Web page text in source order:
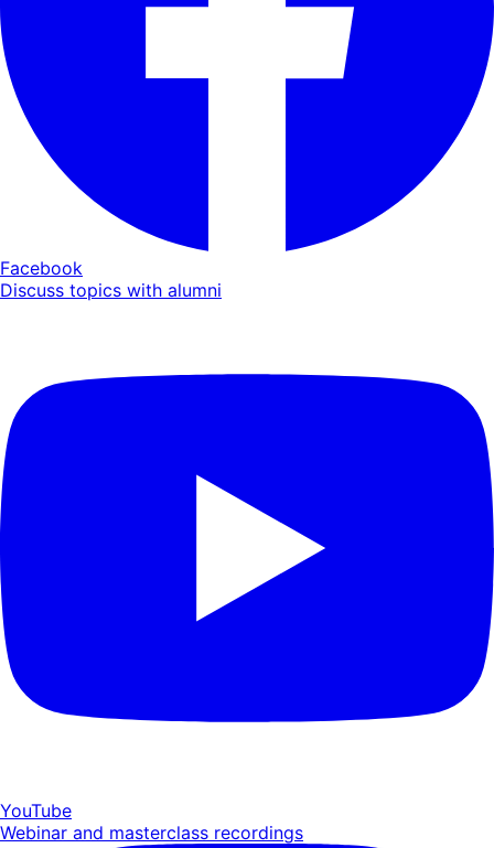
Facebook
Discuss topics with alumni
YouTube
Webinar and masterclass recordings